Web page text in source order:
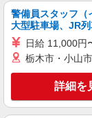
キー
セントスタッフ株
警備員スタッフ（
大型駐車場、JR列
日給 11,000円
栃木市・小山
詳細を